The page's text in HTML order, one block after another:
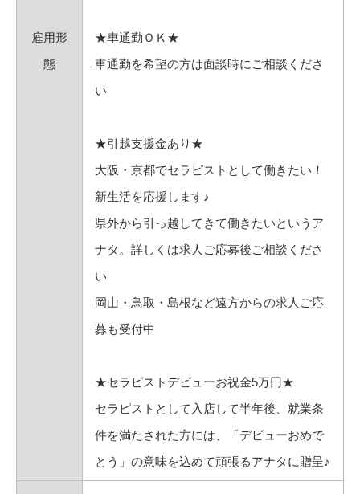
雇用形
態
★車通勤ＯＫ★
車通勤を希望の方は面談時にご相談くださ
い
★引越支援金あり★
大阪・京都でセラピストとして働きたい！
新生活を応援します♪
県外から引っ越してきて働きたいというア
ナタ。詳しくは求人ご応募後ご相談くださ
い
岡山・鳥取・島根など遠方からの求人ご応
募も受付中
★セラピストデビューお祝金5万円★
セラピストとして入店して半年後、就業条
件を満たされた方には、「デビューおめで
とう」の意味を込めて頑張るアナタに贈呈♪